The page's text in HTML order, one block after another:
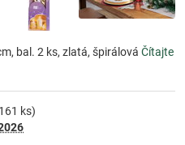
bal. 2 ks, zlatá, špirálová Čítajte
ks)